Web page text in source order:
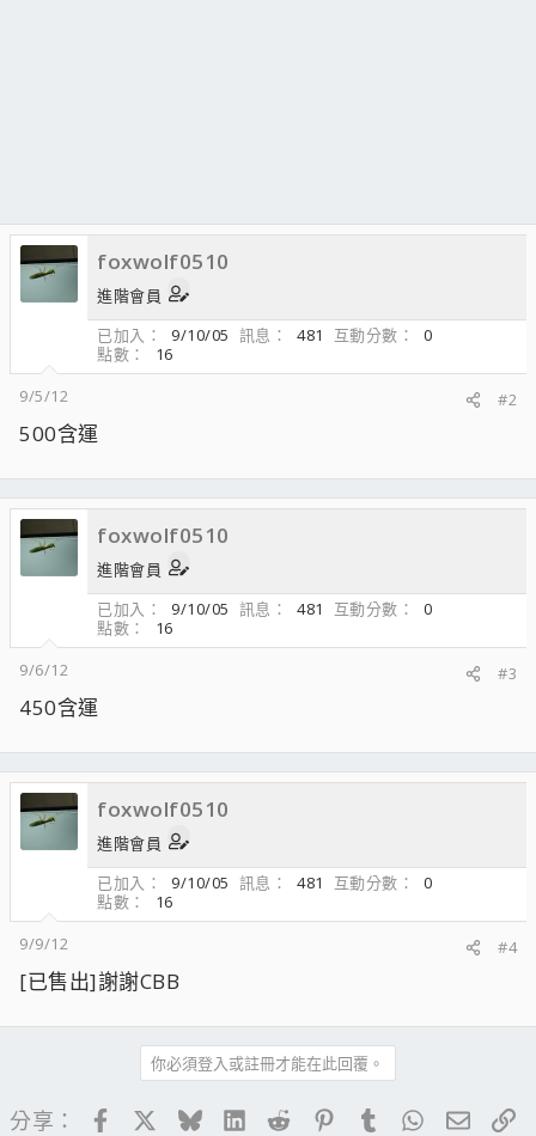
foxwolf0510
進階會員
已加入
9/10/05 訊息 481 互動分數
0
點數
16
9/5/12
#2
500含運
foxwolf0510
進階會員
已加入
9/10/05 訊息 481 互動分數
0
點數
16
9/6/12
#3
450含運
foxwolf0510
進階會員
已加入
9/10/05 訊息 481 互動分數
0
點數
16
9/9/12
#4
[已售出]謝謝CBB
你必須登入或註冊才能在此回覆。
分享： FacebookBlueskyLinkedIn
Reddit PinterestTumblrWhatsApp
電子